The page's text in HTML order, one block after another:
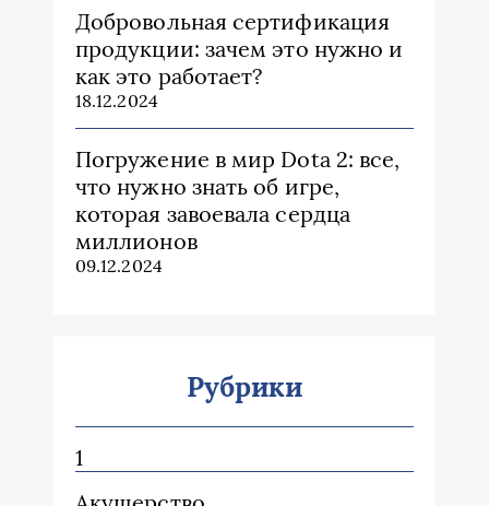
Добровольная сертификация
продукции: зачем это нужно и
как это работает?
18.12.2024
Погружение в мир Dota 2: все,
что нужно знать об игре,
которая завоевала сердца
миллионов
09.12.2024
Рубрики
1